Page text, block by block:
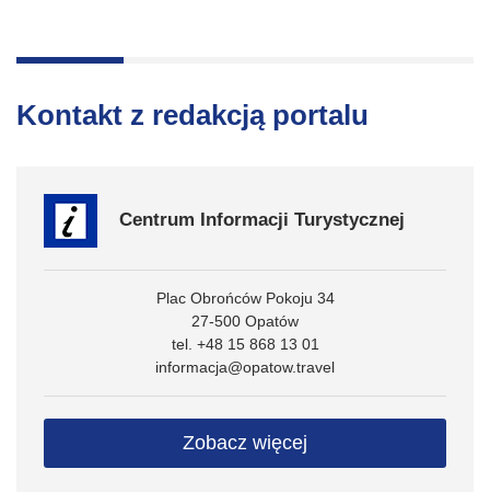
Kontakt z redakcją portalu
Centrum Informacji Turystycznej
Plac Obrońców Pokoju 34
27-500 Opatów
tel. +48 15 868 13 01
informacja@opatow.travel
Zobacz więcej